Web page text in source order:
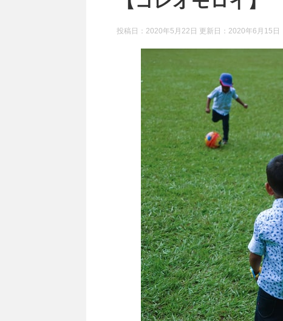
投稿日：2020年5月22日 更新日： 2020年6月15日